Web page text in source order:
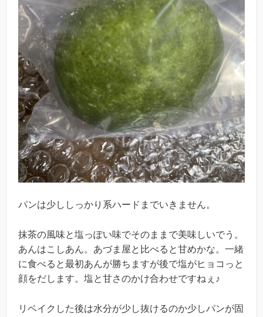
パンは少ししっかり系ハードまでいきません。
抹茶の風味と塩っぽい味でそのままで美味しいでう。
あんはこしあん。あづま屋と比べると甘めかな。一緒
に食べると最初あんが勝ちますが後で塩がヒョコっと
顔をだします。塩と甘さのかけ合わせですねぇ♪
リベイクした後は水分が少し抜けるのか少しパンが固